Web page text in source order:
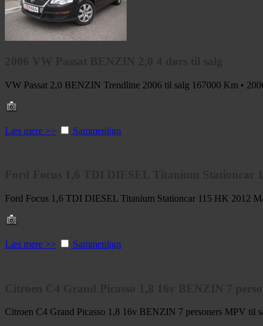
VW Passat 2,0 BENZIN Trendline 2006 til salg 167000 Km •
Læs mere >> Sammenlign
Ford Focus 1,6 TDI DIESEL Titanium Stationcar 115 HK 2012
Læs mere >> Sammenlign
Citroen C4 Grand Picasso 1,8 16v BENZIN 7 personers MPV til